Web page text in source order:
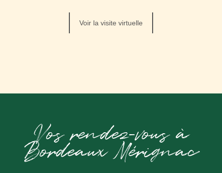
Voir la visite virtuelle
Vos rendez-vous à
Bordeaux Mérignac